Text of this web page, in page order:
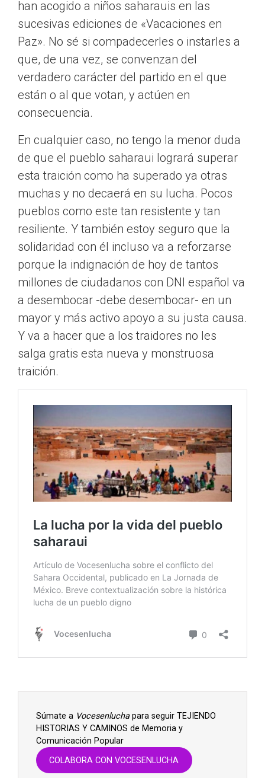
han acogido a niños saharauis en las
sucesivas ediciones de «Vacaciones en
Paz». No sé si compadecerles o instarles a
que, de una vez, se convenzan del
verdadero carácter del partido en el que
están o al que votan, y actúen en
consecuencia.
En cualquier caso, no tengo la menor duda
de que el pueblo saharaui logrará superar
esta traición como ha superado ya otras
muchas y no decaerá en su lucha. Pocos
pueblos como este tan resistente y tan
resiliente. Y también estoy seguro que la
solidaridad con él incluso va a reforzarse
porque la indignación de hoy de tantos
millones de ciudadanos con DNI español va
a desembocar -debe desembocar- en un
mayor y más activo apoyo a su justa causa.
Y va a hacer que a los traidores no les
salga gratis esta nueva y monstruosa
traición.
Súmate a Vocesenluchapara seguir TEJIENDO
HISTORIAS Y CAMINOS de Memoria y
Comunicación Popular
COLABORA CON VOCESENLUCHA